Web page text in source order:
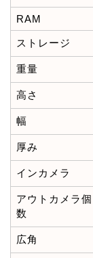
RAM
ストレージ
重量
高さ
幅
厚み
インカメラ
アウトカメラ個
数
広角